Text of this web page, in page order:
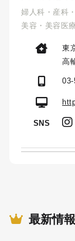
婦人科・産科
美容・美容医療
東
高
03-
SNS
最新情